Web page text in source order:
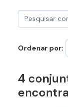
Ordenar por
4